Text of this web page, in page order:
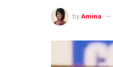
by Amina